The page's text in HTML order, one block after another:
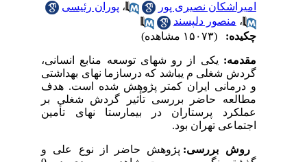
امیراشکان نصیری پور
،پوران رئیسی
،منصور دلپسند
چکیده:
مقدمه:یکی از رو شهای توسعه منابع انسانی،
گردش شغلی م یباشد که درسازما نهای بهداشتی
و درمانی ایران کمتر پژوهش شده است. هدف
مطالعه حاضر بررسی تأثیر گردش شغلی بر
عملکرد پرستاران در بیمارستا نهای تأمین
اجتماعی تهران بود.
روش بررسی: پژوهش حاضر از نوع علی و